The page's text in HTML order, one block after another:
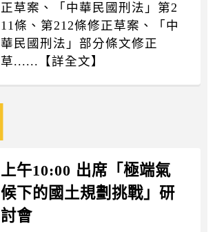
正草案、「中華民國刑法」第2
11條、第212條修正草案、「中
華民國刑法」部分條文修正
草......【詳全文】
上午10:00 出席「極端氣
候下的國土規劃挑戰」研
討會